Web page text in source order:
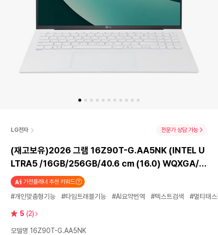
LG전자 전문가 상담 가능
(재고보유)2026 그램 16Z90T-G.AA5NK (INTEL U
LTRA5 /16GB/256GB/40.6 cm (16.0) WQXGA/
Win11/스노우화이트)
가전플래너 추천 키워드
#개인맞춤형기능 #타임트래블기능 #AI요약번역 #텍스트검색 #멀티태
별 5 (2)
모델명 16Z90T-G.AA5NK